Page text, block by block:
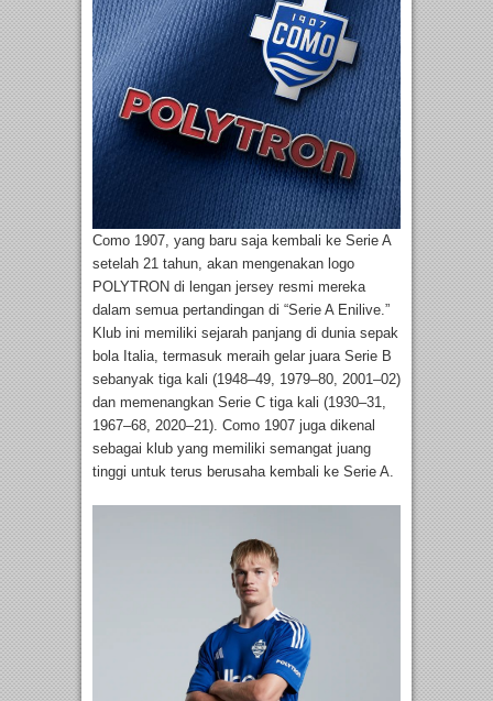
Como 1907, yang baru saja kembali ke Serie A
setelah 21 tahun, akan mengenakan logo
POLYTRON di lengan jersey resmi mereka
dalam semua pertandingan di “Serie A Enilive.”
Klub ini memiliki sejarah panjang di dunia sepak
bola Italia, termasuk meraih gelar juara Serie B
sebanyak tiga kali (1948–49, 1979–80, 2001–02)
dan memenangkan Serie C tiga kali (1930–31,
1967–68, 2020–21). Como 1907 juga dikenal
sebagai klub yang memiliki semangat juang
tinggi untuk terus berusaha kembali ke Serie A.